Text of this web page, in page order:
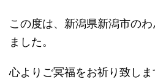
この度は、新潟県新潟市の
ました。
心よりご冥福をお祈り致しま